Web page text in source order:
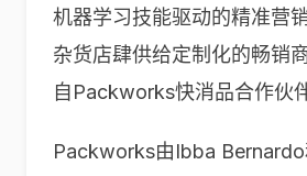
机器学习技能驱动的精准营
杂货店肆供给定制化的畅销
自Packworks快消品合作伙
Packworks由Ibba Bernardo